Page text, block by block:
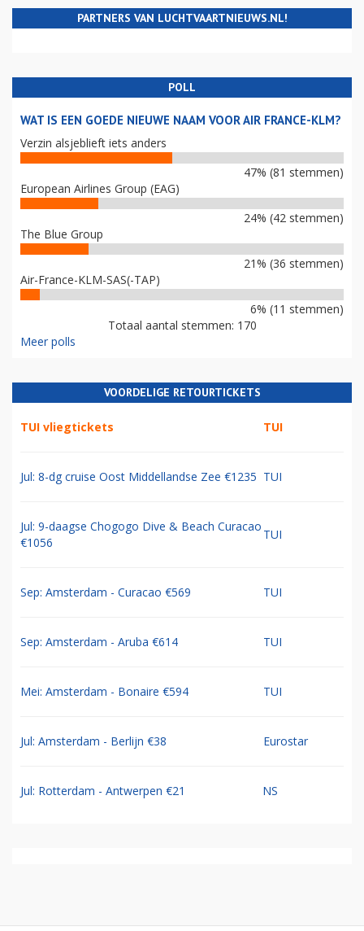
PARTNERS VAN LUCHTVAARTNIEUWS.NL!
POLL
WAT IS EEN GOEDE NIEUWE NAAM VOOR AIR FRANCE-KLM?
Verzin alsjeblieft iets anders
47% (81 stemmen)
European Airlines Group (EAG)
24% (42 stemmen)
The Blue Group
21% (36 stemmen)
Air-France-KLM-SAS(-TAP)
6% (11 stemmen)
Totaal aantal stemmen: 170
Meer polls
VOORDELIGE RETOURTICKETS
TUI vliegtickets TUI
Jul: 8-dg cruise Oost Middellandse Zee €1235 TUI
Jul: 9-daagse Chogogo Dive & Beach Curacao
€1056
TUI
Sep: Amsterdam - Curacao €569 TUI
Sep: Amsterdam - Aruba €614 TUI
Mei: Amsterdam - Bonaire €594 TUI
Jul: Amsterdam - Berlijn €38 Eurostar
Jul: Rotterdam - Antwerpen €21 NS